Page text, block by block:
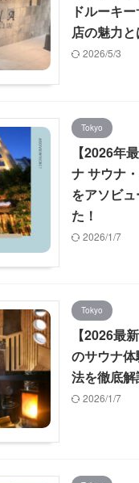
ドルーキ
店の魅力と
2026/5/3
Tokyo
【2026年
ナ サウナ
をアソビ
た！
2026/1/7
Tokyo
【2026最
のサウナ
法を徹底解
2026/1/7